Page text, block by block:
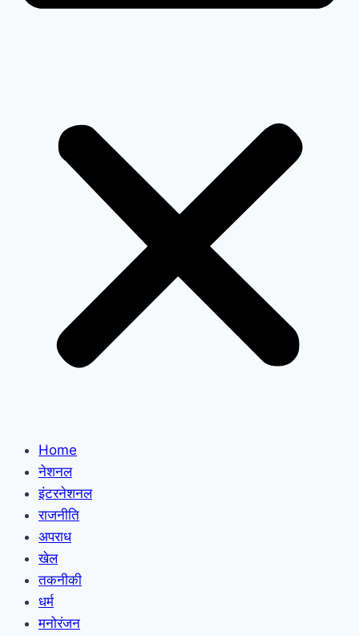
Home
नेशनल
इंटरनेशनल
राजनीति
अपराध
खेल
तकनीकी
धर्म
मनोरंजन